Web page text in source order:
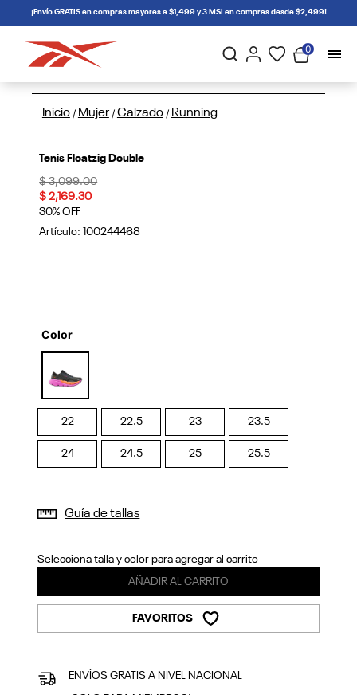
connectif¡Envío GRATIS en compras mayores a $1,499 y 3 MSI en compras desde $2,499!
0
Inicio / Mujer / Calzado / Running
Tenis Floatzig Double
Price reduced from
$ 3,099.00to
$ 2,169.30
30% OFF
Artículo: 100244468
Color
selected
22 22.5 23 23.5
24 24.5 25 25.5
Guía de tallas
Selecciona talla y color para agregar al carrito
AÑADIR AL CARRITO
FAVORITOS
ENVÍOS GRATIS A NIVEL NACIONAL